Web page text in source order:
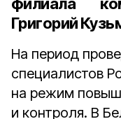
Григорий
На период
специалистов
на режим
и контроля. В